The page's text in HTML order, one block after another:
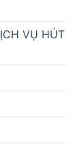
VỤ HÚT